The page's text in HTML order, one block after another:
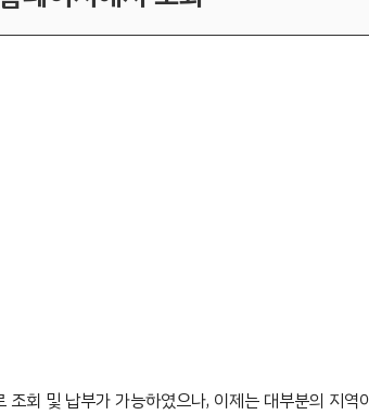
조회 및 납부가 가능하였으나, 이제는 대부분의 지